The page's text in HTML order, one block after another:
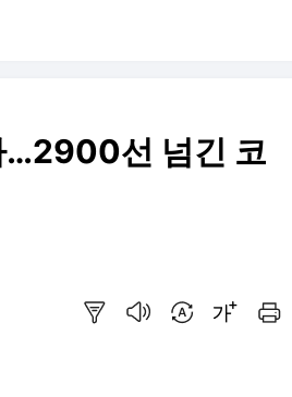
…2900선 넘긴 코